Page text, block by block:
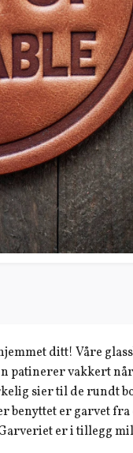
ditt! Våre
patinerer vakkert
sier til de rundt
benyttet er garvet
er i tillegg